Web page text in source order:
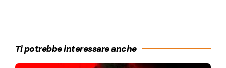
Ti potrebbe interessare anche